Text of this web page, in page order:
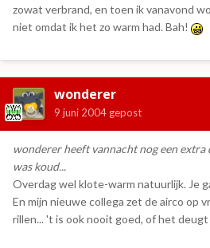
zowat verbrand, en toen ik vanavond
niet omdat ik het zo warm had. Bah!
wonderer
9 juni 2004 gepost
wonderer heeft vannacht nog een
was koud...
Overdag wel klote-warm natuurlijk. Je
En mijn nieuwe collega zet de airco op
rillen... 't is ook nooit goed, of het